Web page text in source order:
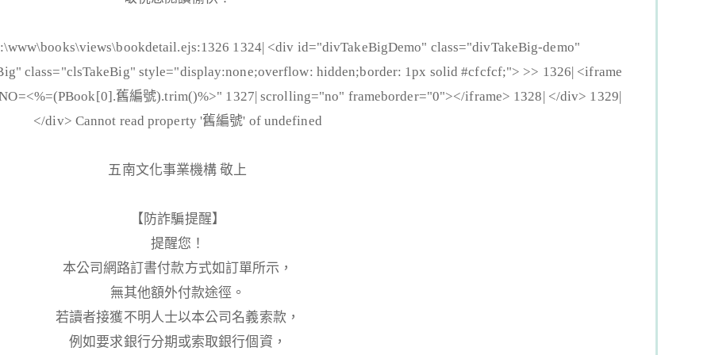
1324| <div id="divTakeBigDemo" class="divTakeBig-demo"
class="clsTakeBig" style="display:none;overflow: hidden;border: 1px solid #cfcfcf;"> >> 1326| <iframe
舊編號).trim()%>" 1327| scrolling="no" frameborder="0"></iframe> 1328| </div> 1329|
</div> Cannot read property '舊編號' of undefined
五南文化事業機構 敬上
【防詐騙提醒】
提醒您！
本公司網路訂書付款方式如訂單所示，
無其他額外付款途徑。
若讀者接獲不明人士以本公司名義索款，
例如要求銀行分期或索取銀行個資，